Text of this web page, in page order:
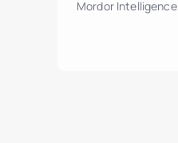
Mordor Intelligence